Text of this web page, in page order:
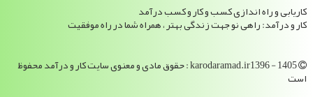
کاریابی و راه اندازی کسب و کار و کسب درآمد
کار و درآمد: راهی نو جهت زندگی بهتر ، همراه شما در راه موفقیت
karodaramad.ir1396 - 1405 : حقوق مادی و معنوی سایت كار و درآمد محفوظ
است